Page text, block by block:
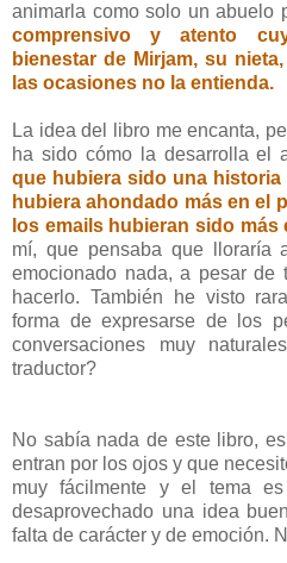
animarla como solo un abuelo
comprensivo y atento
bienestar de Mirjam, su
las ocasiones no la entienda.
La idea del libro me encanta,
ha sido cómo la desarrolla el
que hubiera sido una historia
hubiera ahondado más en el
los emails hubieran sido
mí, que pensaba que lloraría
emocionado nada, a pesar de
hacerlo. También he visto
forma de expresarse de los
conversaciones muy
traductor?
No sabía nada de este libro,
entran por los ojos y que
muy fácilmente y el tema
desaprovechado una idea
falta de carácter y de emoción.